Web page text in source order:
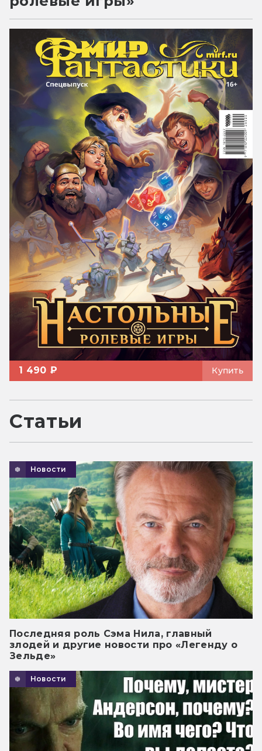
1 490 ₽ Купить
Статьи
Новости
Последняя роль Сэма Нила, главный
злодей и другие новости про «Легенду о
Зельде»
Новости